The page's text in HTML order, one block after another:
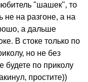
"шашек", то
не на разгоне, а на
а дальше
В стоке только по
но не без
будете по приколу
простите))